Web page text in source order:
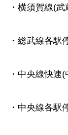
・横須賀線(
・総武線各駅
・中央線快速
・中央線各駅